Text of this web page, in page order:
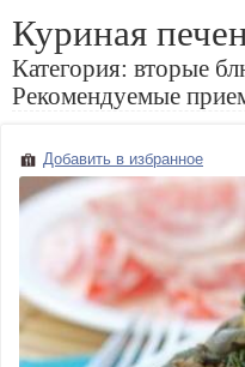
Куриная
Категория: вторые
Рекомендуемые
Добавить в избранное